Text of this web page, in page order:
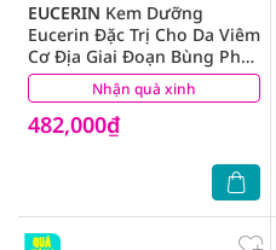
Nhận quà xinh
EUCERIN Kem Dưỡng
Eucerin Đặc Trị Cho Da Viêm
Cơ Địa Giai Đoạn Bùng Phát
Ato Control Acute Care 40ml
482,000₫
(3)